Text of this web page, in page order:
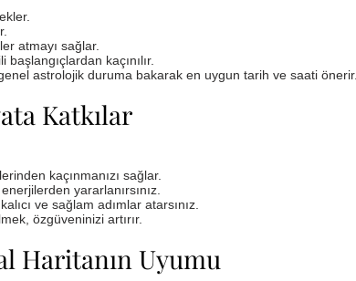
atmayı sağlar.
kaçınılır.
astrolojik duruma bakarak en uygun tarih ve saati önerir.
Katkılar
kaçınmanızı sağlar.
yararlanırsınız.
ve sağlam adımlar atarsınız.
özgüveninizi artırır.
Haritanın Uyumu